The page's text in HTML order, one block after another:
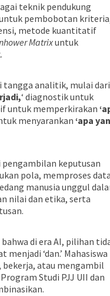
teknik pendukung
pembobotan
metode kuantitatif
Matrixuntuk
tangga analitik, mulai dari
‘ diagnostik untuk
untuk memperkirakan
menyarankan‘apa
pengambilan keputusan
pola, memproses
manusia unggul
nilai dan etika, serta
di era AI, pilihan
‘dan.’ Mahasiswa
atau mengambil
Studi PJJ UII dan